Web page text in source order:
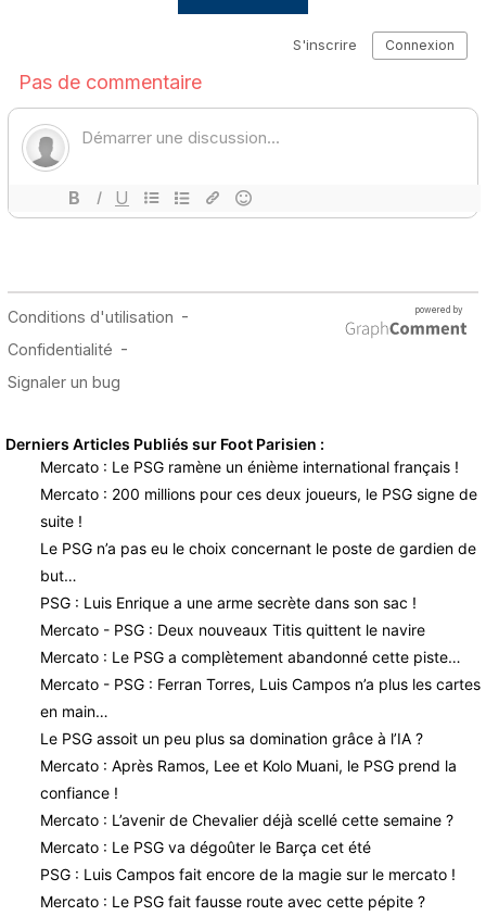
Derniers Articles Publiés sur Foot Parisien :
Mercato : Le PSG ramène un énième international français !
Mercato : 200 millions pour ces deux joueurs, le PSG signe de
suite !
Le PSG n’a pas eu le choix concernant le poste de gardien de
but…
PSG : Luis Enrique a une arme secrète dans son sac !
Mercato - PSG : Deux nouveaux Titis quittent le navire
Mercato : Le PSG a complètement abandonné cette piste…
Mercato - PSG : Ferran Torres, Luis Campos n’a plus les cartes
en main…
Le PSG assoit un peu plus sa domination grâce à l’IA ?
Mercato : Après Ramos, Lee et Kolo Muani, le PSG prend la
confiance !
Mercato : L’avenir de Chevalier déjà scellé cette semaine ?
Mercato : Le PSG va dégoûter le Barça cet été
PSG : Luis Campos fait encore de la magie sur le mercato !
Mercato : Le PSG fait fausse route avec cette pépite ?